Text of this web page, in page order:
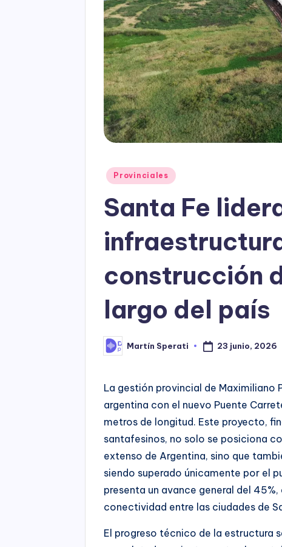
Posted
Provinciales
Santa Fe
construcción
largo del país
Posted
by
Martín Sperati 23 junio, 2026
La gestión provincial de Maximiliano
argentina con el nuevo Puente
metros de longitud. Este proyecto,
santafesinos, no solo se posiciona
extenso de Argentina, sino que
siendo superado únicamente por el
presenta un avance general del
conectividad entre las ciudades de
El progreso técnico de la estructura